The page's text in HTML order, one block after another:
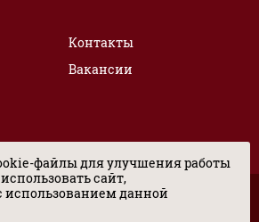
Контакты
Вакансии
РАЗМЕРОВ ОБУВИ” 2017. Все права
файлы для улучшения работы
сайт,
использованием данной